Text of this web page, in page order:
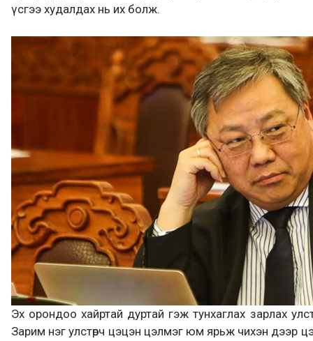
үсгээ худалдах нь их болж.
Эх орондоо хайртай дуртай гэж тунхаглах зарлах
Зарим нэг улстөрч цэцэн цэлмэг юм ярьж чихэн дээр